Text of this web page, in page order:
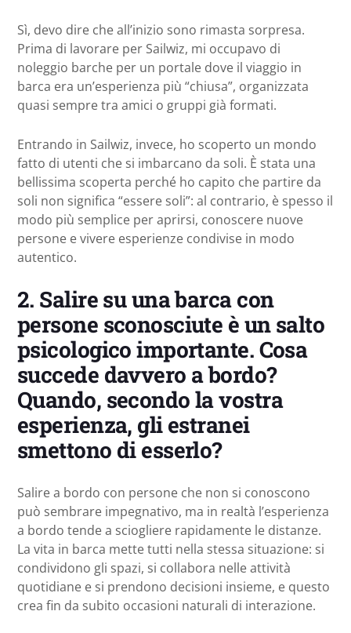
Sì, devo dire che all’inizio sono rimasta sorpresa.
Prima di lavorare per Sailwiz, mi occupavo di
noleggio barche per un portale dove il viaggio in
barca era un’esperienza più “chiusa”, organizzata
quasi sempre tra amici o gruppi già formati.
Entrando in Sailwiz, invece, ho scoperto un mondo
fatto di utenti che si imbarcano da soli. È stata una
bellissima scoperta perché ho capito che partire da
soli non significa “essere soli”: al contrario, è spesso il
modo più semplice per aprirsi, conoscere nuove
persone e vivere esperienze condivise in modo
autentico.
2. Salire su una barca con
persone sconosciute è un salto
psicologico importante. Cosa
succede davvero a bordo?
Quando, secondo la vostra
esperienza, gli estranei
smettono di esserlo?
Salire a bordo con persone che non si conoscono
può sembrare impegnativo, ma in realtà l’esperienza
a bordo tende a sciogliere rapidamente le distanze.
La vita in barca mette tutti nella stessa situazione: si
condividono gli spazi, si collabora nelle attività
quotidiane e si prendono decisioni insieme, e questo
crea fin da subito occasioni naturali di interazione.